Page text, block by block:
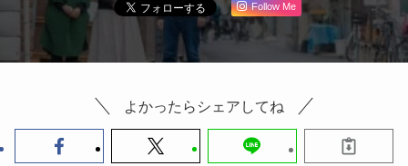
Follow Me
よかったらシェアしてね